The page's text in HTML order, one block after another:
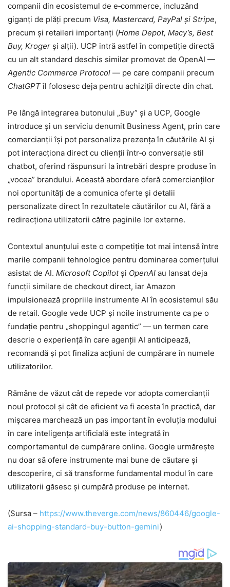
companii din ecosistemul de e‑commerce, incluzând
giganți de plăți precum Visa, Mastercard, PayPal și Stripe,
precum și retaileri importanți (Home Depot, Macy’s, Best
Buy, Kroger și alții). UCP intră astfel în competiție directă
cu un alt standard deschis similar promovat de OpenAI —
Agentic Commerce Protocol — pe care companii precum
ChatGPTîl folosesc deja pentru achiziții directe din chat.
Pe lângă integrarea butonului „Buy” și a UCP, Google
introduce și un serviciu denumit Business Agent, prin care
comercianții își pot personaliza prezența în căutările AI și
pot interacționa direct cu clienții într‑o conversație stil
chatbot, oferind răspunsuri la întrebări despre produse în
„vocea” brandului. Această abordare oferă comercianților
noi oportunități de a comunica oferte și detalii
personalizate direct în rezultatele căutărilor cu AI, fără a
redirecționa utilizatorii către paginile lor externe.
Contextul anunțului este o competiție tot mai intensă între
marile companii tehnologice pentru dominarea comerțului
asistat de AI. Microsoft Copilotși OpenAI au lansat deja
funcții similare de checkout direct, iar Amazon
impulsionează propriile instrumente AI în ecosistemul său
de retail. Google vede UCP și noile instrumente ca pe o
fundație pentru „shoppingul agentic” — un termen care
descrie o experiență în care agenții AI anticipează,
recomandă și pot finaliza acțiuni de cumpărare în numele
utilizatorilor.
Rămâne de văzut cât de repede vor adopta comercianții
noul protocol și cât de eficient va fi acesta în practică, dar
mișcarea marchează un pas important în evoluția modului
în care inteligența artificială este integrată în
comportamentul de cumpărare online. Google urmărește
nu doar să ofere instrumente mai bune de căutare și
descoperire, ci să transforme fundamental modul în care
utilizatorii găsesc și cumpără produse pe internet.
(Sursa – https://www.theverge.com/news/860446/google-
ai-shopping-standard-buy-button-gemini)